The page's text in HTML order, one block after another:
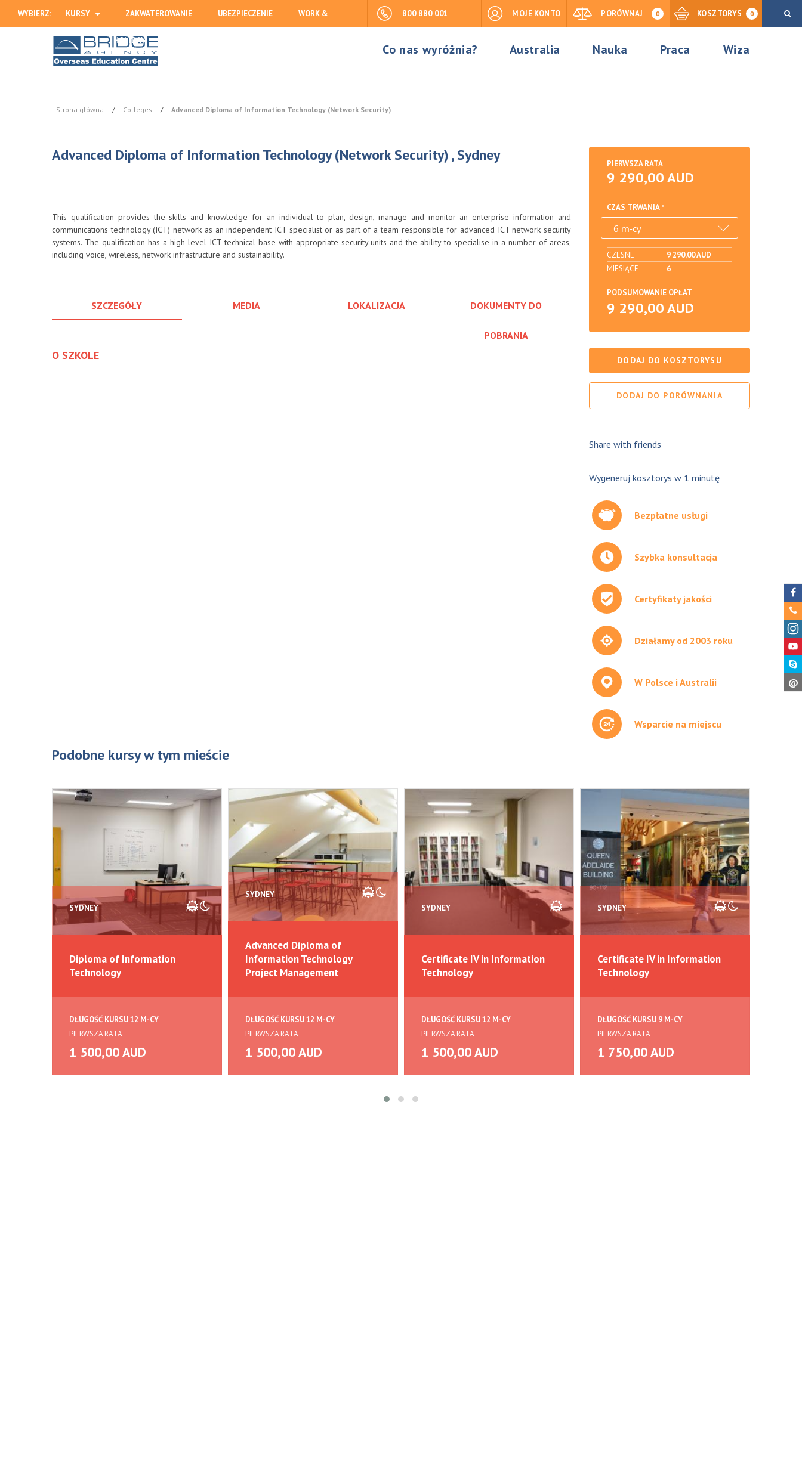
WYBIERZ: KURSY ZAKWATEROWANIE UBEZPIECZENIE WORK &
HOLIDAY
800 880 001 MOJE KONTO PORÓWNAJ 0 KOSZTORYS 0
Co nas wyróżnia? Australia Nauka Praca Wiza
Strona główna / Colleges / Advanced Diploma of Information Technology (Network Security)
Advanced Diploma of Information Technology (Network Security) , Sydney
This qualification provides the skills and knowledge for an individual to plan, design, manage and monitor an enterprise information and
communications technology (ICT) network as an independent ICT specialist or as part of a team responsible for advanced ICT network security
systems. The qualification has a high-level ICT technical base with appropriate security units and the ability to specialise in a number of areas,
including voice, wireless, network infrastructure and sustainability.
PIERWSZA RATA
9 290,00 AUD
CZAS TRWANIA
CZESNE
9 290,00 AUD
MIESIĄCE
6
PODSUMOWANIE OPŁAT
9 290,00 AUD
DODAJ DO KOSZTORYSU
DODAJ DO PORÓWNANIA
Share with friends
Wygeneruj kosztorys w 1 minutę
Bezpłatne usługi
Szybka konsultacja
Certyfikaty jakości
Działamy od 2003 roku
W Polsce i Australii
Wsparcie na miejscu
SZCZEGÓŁY MEDIA LOKALIZACJA DOKUMENTY DO
POBRANIA
O SZKOLE
Podobne kursy w tym mieście
SYDNEY
Diploma of Information
Technology
DŁUGOŚĆ KURSU 12 M-CY
PIERWSZA RATA
1 500,00 AUD
SYDNEY
Advanced Diploma of
Information Technology
Project Management
DŁUGOŚĆ KURSU 12 M-CY
PIERWSZA RATA
1 500,00 AUD
SYDNEY
Certificate IV in Information
Technology
DŁUGOŚĆ KURSU 12 M-CY
PIERWSZA RATA
1 500,00 AUD
SYDNEY
Certificate IV in Information
Technology
DŁUGOŚĆ KURSU 9 M-CY
PIERWSZA RATA
1 750,00 AUD
@